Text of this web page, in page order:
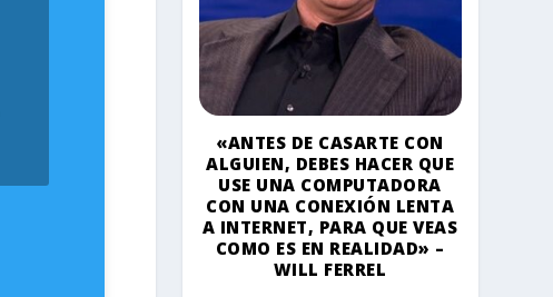
«ANTES DE CASARTE CON
ALGUIEN, DEBES HACER QUE
USE UNA COMPUTADORA
CON UNA CONEXIÓN LENTA
A INTERNET, PARA QUE VEAS
COMO ES EN REALIDAD» –
WILL FERREL